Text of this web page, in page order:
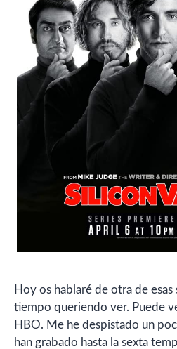
Hoy os hablaré de otra de esas
tiempo queriendo ver. Puede
HBO. Me he despistado un
han grabado hasta la sexta